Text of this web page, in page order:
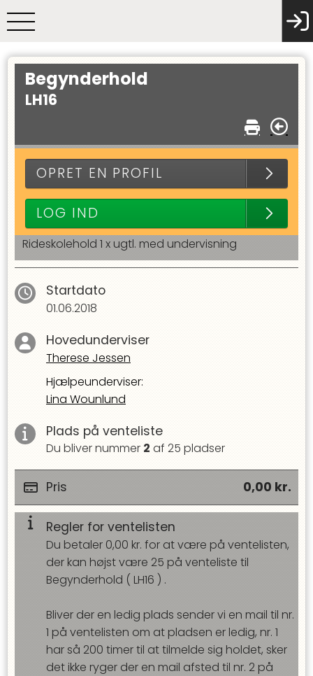
Begynderhold
LH16
OPRET EN PROFIL
LOG IND
Rideskolehold 1 x ugtl. med undervisning
Startdato
01.06.2018
Hovedunderviser
Therese Jessen
Hjælpeunderviser:
Lina Wounlund
Plads på venteliste
Du bliver nummer 2 af 25 pladser
Pris 0,00 kr.
Regler for ventelisten
Du betaler 0,00 kr. for at være på ventelisten,
der kan højst være 25 på venteliste til
Begynderhold ( LH16 ) .
Bliver der en ledig plads sender vi en mail til nr.
1 på ventelisten om at pladsen er ledig, nr. 1
har så 200 timer til at tilmelde sig holdet, sker
det ikke ryger der en mail afsted til nr. 2 på